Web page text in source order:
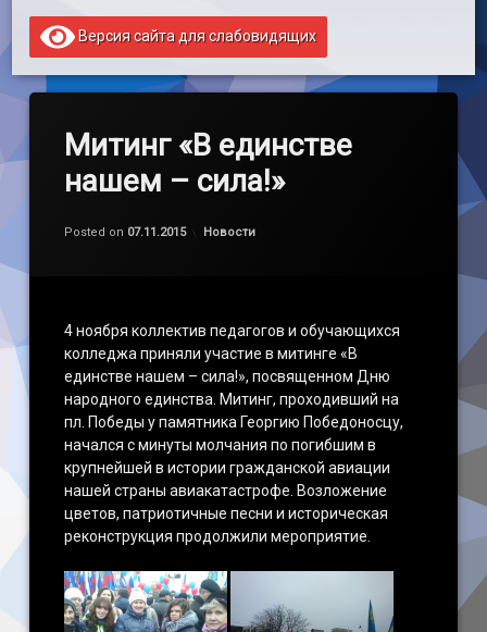
Версия сайта для слабовидящих
Митинг «В единстве
нашем – сила!»
Posted on 07.11.2015
Обновлено на
by
Категории:
Новости
4 ноября коллектив педагогов и обучающихся
колледжа приняли участие в митинге «В
единстве нашем – сила!», посвященном Дню
народного единства. Митинг, проходивший на
пл. Победы у памятника Георгию Победоносцу,
начался с минуты молчания по погибшим в
крупнейшей в истории гражданской авиации
нашей страны авиакатастрофе. Возложение
цветов, патриотичные песни и историческая
реконструкция продолжили мероприятие.